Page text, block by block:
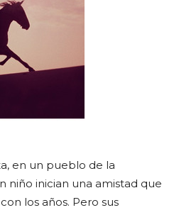
en un pueblo de la
niño inician una amistad que
los años. Pero sus